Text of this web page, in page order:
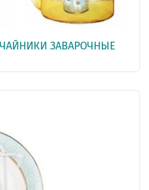
ЗАВАРОЧНЫЕ